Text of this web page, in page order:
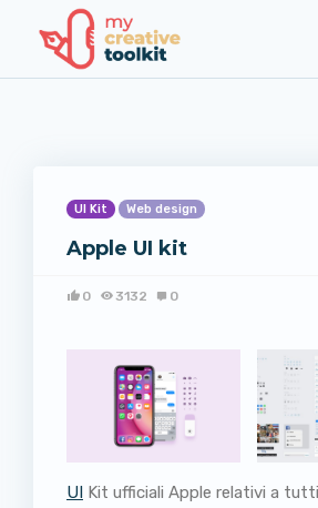
UI Kit Web design
Apple UI kit
0 3132 0
UI Kit ufficiali Apple relativi a